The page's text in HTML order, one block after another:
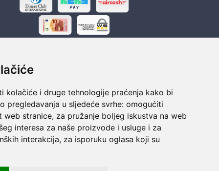
kolačiće i druge tehnologije praćenja kako bi
pregledavanja u sljedeće svrhe: omogućiti
web stranice, za pružanje boljeg iskustva na web
interesa za naše proizvode i usluge i za
interakcija, za isporuku oglasa koji su
Sigurno obročno plaćanje
Do 24 rata bez kamata